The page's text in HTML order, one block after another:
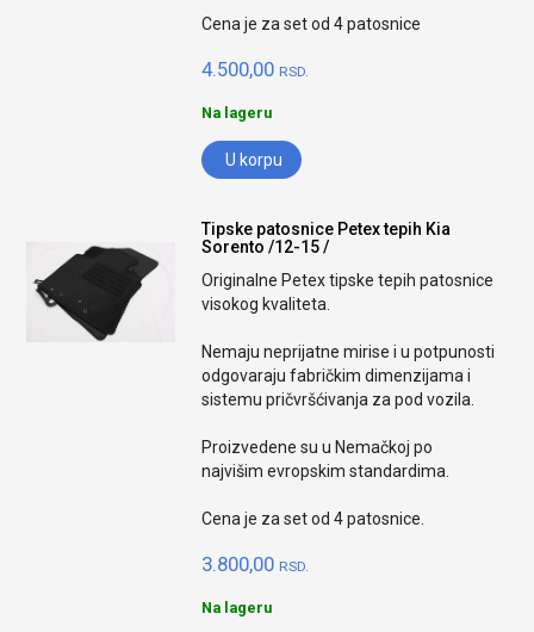
Cena je za set od 4 patosnice
4.500,00 RSD.
Na lageru
U korpu
Tipske patosnice Petex tepih Kia
Sorento /12-15 /
Originalne Petex tipske tepih patosnice
visokog kvaliteta.
Nemaju neprijatne mirise i u potpunosti
odgovaraju fabričkim dimenzijama i
sistemu pričvršćivanja za pod vozila.
Proizvedene su u Nemačkoj po
najvišim evropskim standardima.
Cena je za set od 4 patosnice.
3.800,00 RSD.
Na lageru